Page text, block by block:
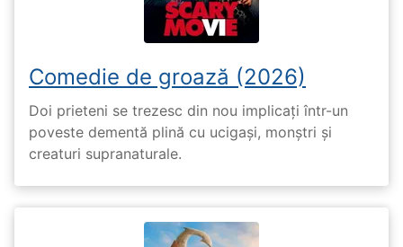
Comedie de groază (2026)
Doi prieteni se trezesc din nou implicați într-un
poveste dementă plină cu ucigași, monștri și
creaturi supranaturale.